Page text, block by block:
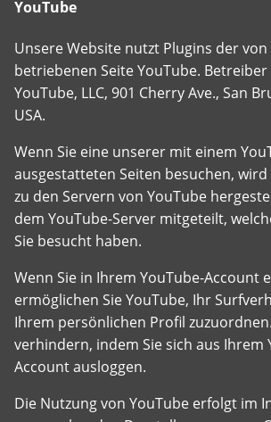
YouTube
Unsere Website nutzt Plugins der von
betriebenen Seite YouTube.
YouTube, LLC, 901 Cherry Ave., San
USA.
Wenn Sie eine unserer mit einem
ausgestatteten Seiten besuchen,
zu den Servern von YouTube
dem YouTube-Server mitgeteilt,
Sie besucht haben.
Wenn Sie in Ihrem YouTube-Account
ermöglichen Sie YouTube, Ihr
Ihrem persönlichen Profil
verhindern, indem Sie sich aus Ihrem
Account ausloggen.
Die Nutzung von YouTube erfolgt im